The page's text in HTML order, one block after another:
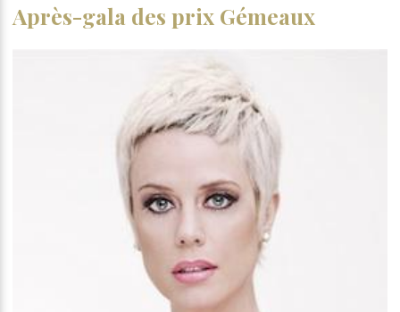
Après-gala des prix Gémeaux